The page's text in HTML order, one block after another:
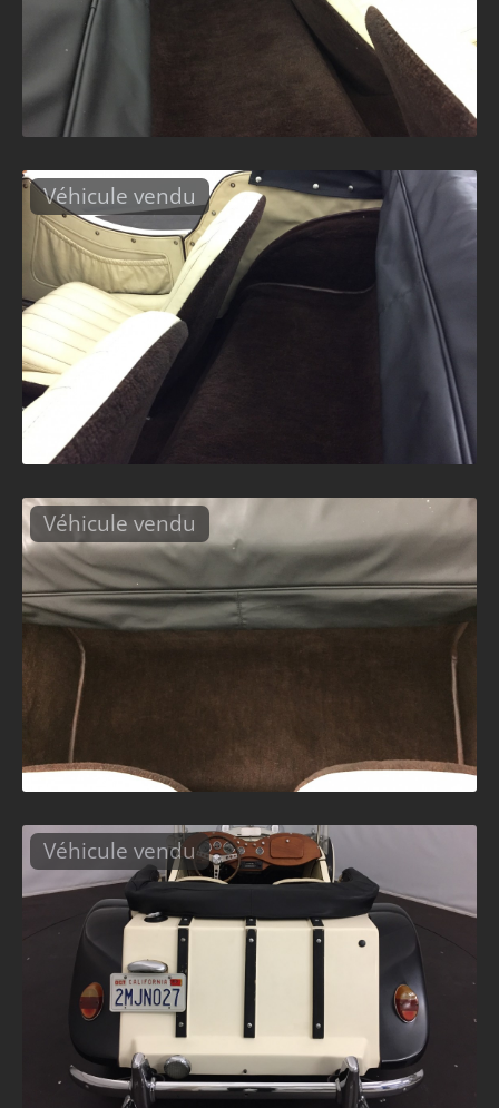
Véhicule vendu
Véhicule vendu
Véhicule vendu